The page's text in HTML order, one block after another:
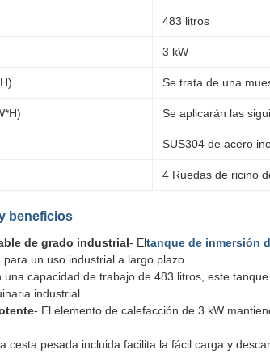
483 litros
3 kW
Se trata de una
Se aplicarán las
SUS304 de acero
4 Ruedas de ricino
beneficios
de grado industrial- Eltanque de inmersión
un uso industrial a largo plazo.
una capacidad de trabajo de 483 litros, este
industrial.
- El elemento de calefacción de 3 kW
cesta pesada incluida facilita la fácil carga y